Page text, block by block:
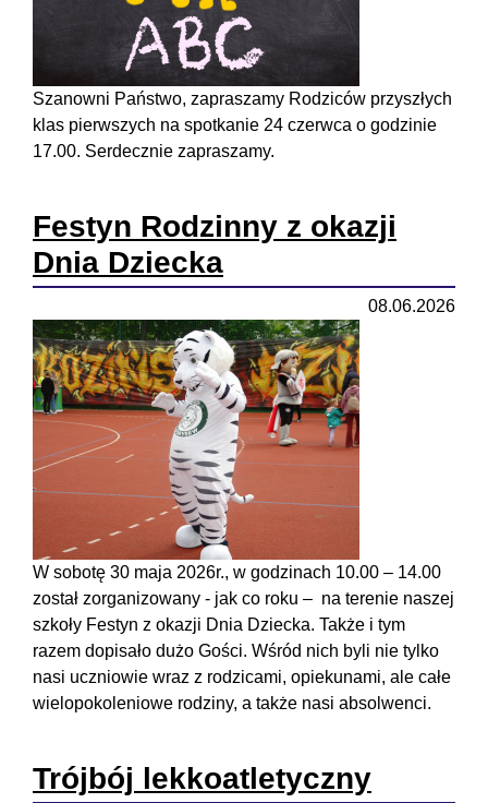
Szanowni Państwo, zapraszamy Rodziców przyszłych
klas pierwszych na spotkanie 24 czerwca o godzinie
17.00. Serdecznie zapraszamy.
Festyn Rodzinny z okazji
Dnia Dziecka
08.06.2026
W sobotę 30 maja 2026r., w godzinach 10.00 – 14.00
został zorganizowany - jak co roku – na terenie naszej
szkoły Festyn z okazji Dnia Dziecka. Także i tym
razem dopisało dużo Gości. Wśród nich byli nie tylko
nasi uczniowie wraz z rodzicami, opiekunami, ale całe
wielopokoleniowe rodziny, a także nasi absolwenci.
Trójbój lekkoatletyczny